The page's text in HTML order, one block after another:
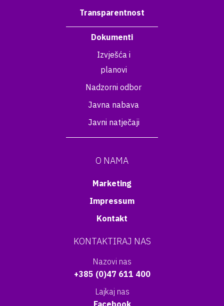
Transparentnost
Dokumenti
Izvješća i
planovi
Nadzorni odbor
Javna nabava
Javni natječaji
O NAMA
Marketing
Impressum
Kontakt
KONTAKTIRAJ NAS
Nazovi nas
+385 (0)47 611 400
Lajkaj nas
Facebook